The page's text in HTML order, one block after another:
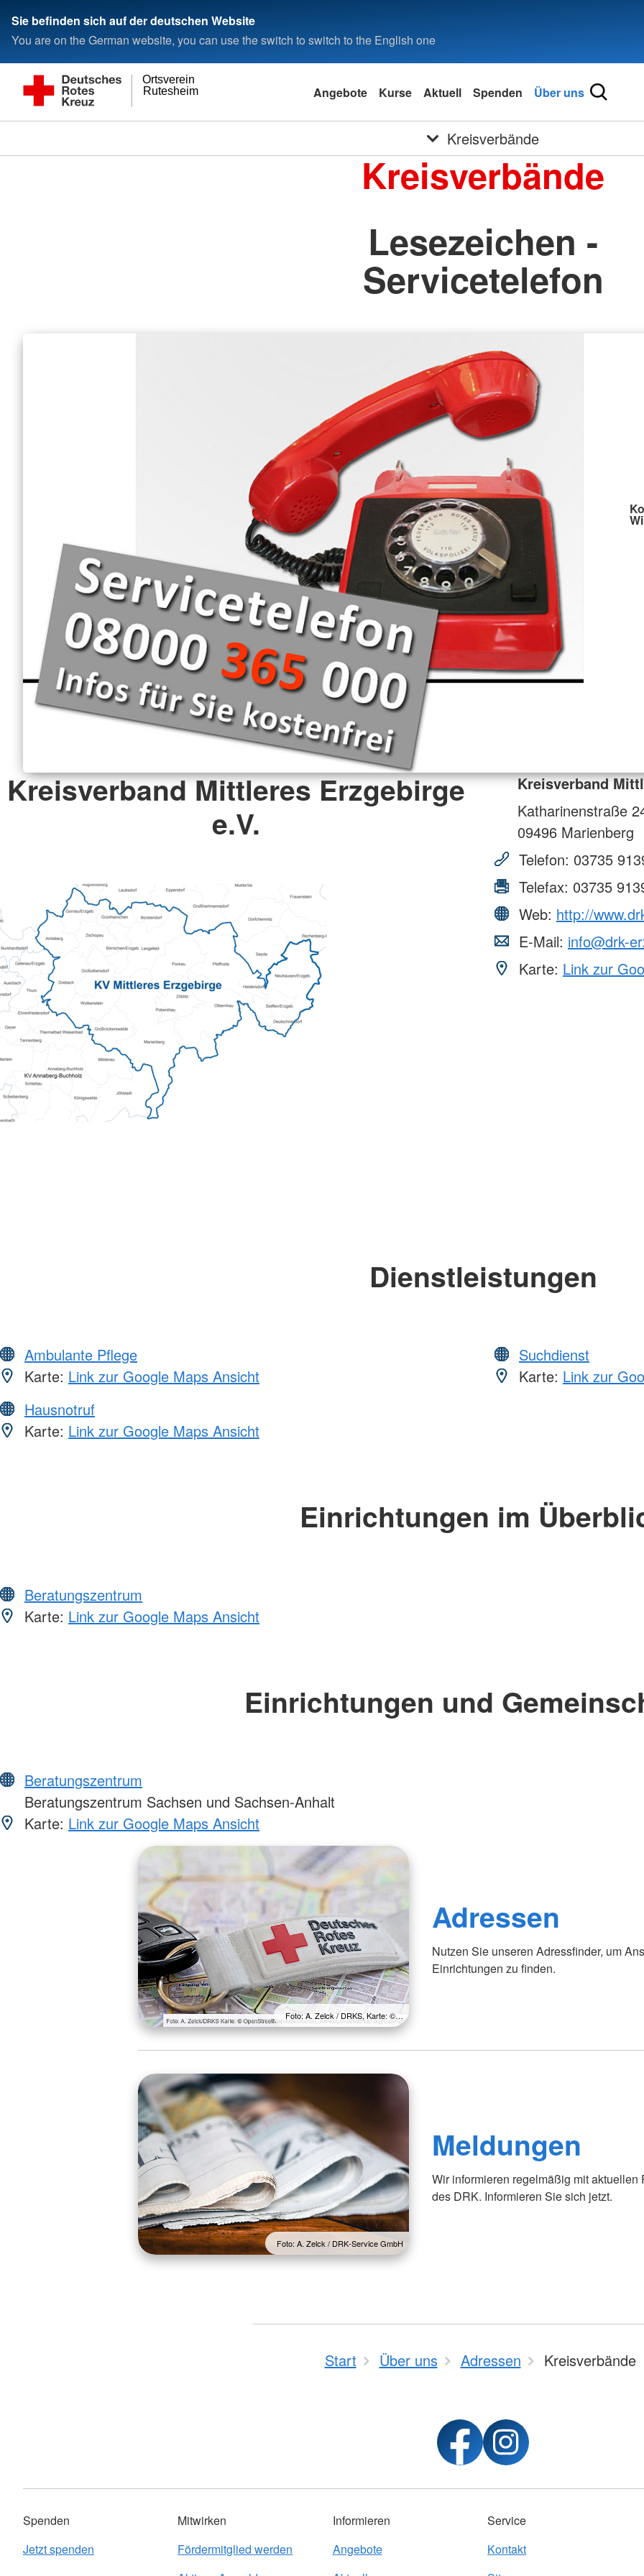
Sie befinden sich auf der deutschen Website
You are on the German website, you can use the switch to switch to the English one
Rutesheim
Ortsverein
Angebote Kurse Aktuell Spenden Über uns
Kreisverbände
Kreisverbände
Lesezeichen -
Servicetelefon
Kreisverband Mittleres Erzgebirge
e.V.
Kreisverband
Katharinenstraße
09496 Marienberg
Telefon: 03735
Telefax: 03735
Web: http://
E-Mail: info@drk-
Karte: Link zur
Dienstleistungen
Ambulante Pflege
Karte: Link zur Google Maps Ansicht
Hausnotruf
Karte: Link zur Google Maps Ansicht
Suchdienst
Karte: Link zur
Einrichtungen im
Beratungszentrum
Karte: Link zur Google Maps Ansicht
Einrichtungen und
Beratungszentrum
Beratungszentrum Sachsen und Sachsen-Anhalt
Karte: Link zur Google Maps Ansicht
Foto: A. Zelck / DRKS, Karte: ©…
Adressen
Nutzen Sie unseren Adressfinder, um
Einrichtungen zu finden.
Foto: A. Zelck / DRK-Service GmbH
Meldungen
Wir informieren regelmäßig mit
des DRK. Informieren Sie sich jetzt.
Start Über uns Adressen Kreisverbände
Spenden
Jetzt spenden
Mitwirken
Fördermitglied werden
Informieren
Angebote
Service
Kontakt